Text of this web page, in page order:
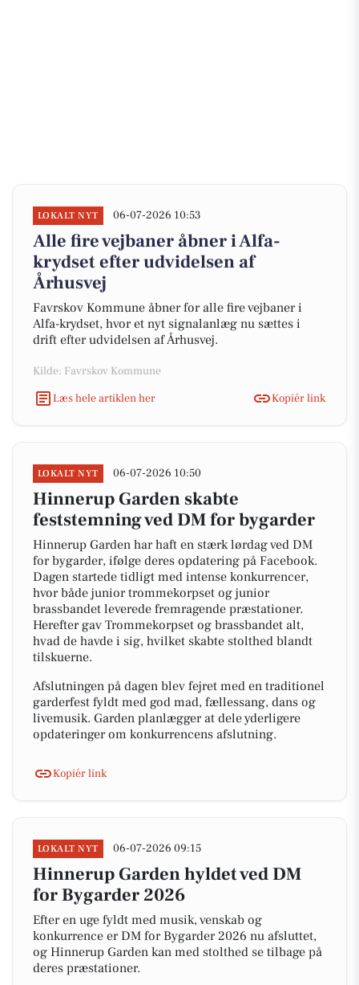
LOKALT NYT 06-07-2026 10:53
Alle fire vejbaner åbner i Alfa-
krydset efter udvidelsen af
Århusvej
Favrskov Kommune åbner for alle fire vejbaner i
Alfa-krydset, hvor et nyt signalanlæg nu sættes i
drift efter udvidelsen af Århusvej.
Kilde: Favrskov Kommune
Læs hele artiklen her
Kopiér link
LOKALT NYT 06-07-2026 10:50
Hinnerup Garden skabte
feststemning ved DM for bygarder
Hinnerup Garden har haft en stærk lørdag ved DM
for bygarder, ifølge deres opdatering på Facebook.
Dagen startede tidligt med intense konkurrencer,
hvor både junior trommekorpset og junior
brassbandet leverede fremragende præstationer.
Herefter gav Trommekorpset og brassbandet alt,
hvad de havde i sig, hvilket skabte stolthed blandt
tilskuerne.
Afslutningen på dagen blev fejret med en traditionel
garderfest fyldt med god mad, fællessang, dans og
livemusik. Garden planlægger at dele yderligere
opdateringer om konkurrencens afslutning.
Kopiér link
LOKALT NYT 06-07-2026 09:15
Hinnerup Garden hyldet ved DM
for Bygarder 2026
Efter en uge fyldt med musik, venskab og
konkurrence er DM for Bygarder 2026 nu afsluttet,
og Hinnerup Garden kan med stolthed se tilbage på
deres præstationer.